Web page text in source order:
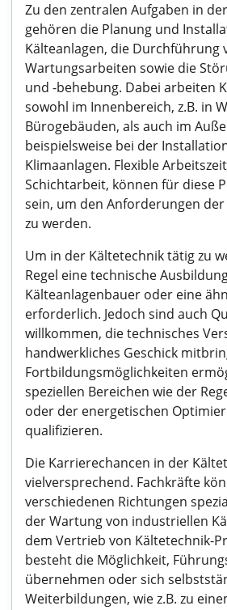
Zu den zentralen Aufgaben in
gehören die Planung und
Kälteanlagen, die Durchführung
Wartungsarbeiten sowie die
und -behebung. Dabei arbeiten
sowohl im Innenbereich, z.B. in
Bürogebäuden, als auch im
beispielsweise bei der
Klimaanlagen. Flexible
Schichtarbeit, können für diese
sein, um den Anforderungen
zu werden.
Um in der Kältetechnik tätig zu
Regel eine technische
Kälteanlagenbauer oder eine
erforderlich. Jedoch sind auch
willkommen, die technisches
handwerkliches Geschick
Fortbildungsmöglichkeiten
speziellen Bereichen wie der
oder der energetischen
qualifizieren.
Die Karrierechancen in der
vielversprechend. Fachkräfte
verschiedenen Richtungen
der Wartung von industriellen
dem Vertrieb von Kältetechnik-
besteht die Möglichkeit,
übernehmen oder sich
Weiterbildungen, wie z.B. zu